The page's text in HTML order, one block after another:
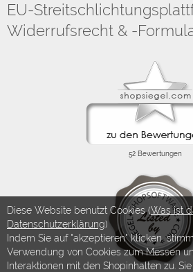
EU-
Widerrufsrecht & -
Diese Website benutzt Cookies (Was ist
Datenschutzerklärung)
Indem Sie auf "akzeptieren" klicken,
Verwendung von Cookies zum Messen
Interaktionen mit den Shopinhalten zu.